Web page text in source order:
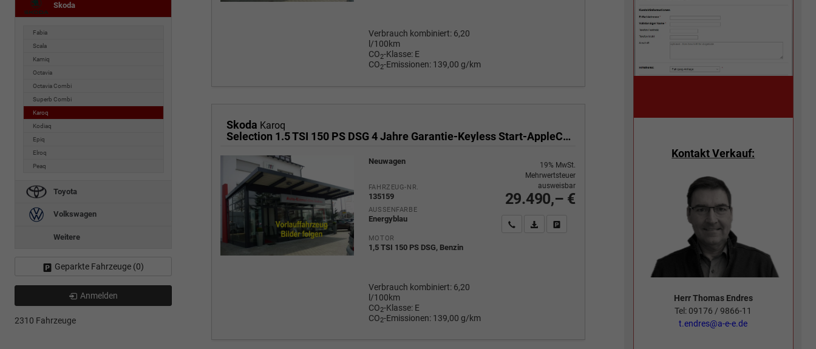
Verbrauch kombiniert: 6,20
l/100km
CO2-Klasse: E
CO2-Emissionen: 139,00 g/km
Skoda Karoq
Selection 1.5 TSI 150 PS DSG 4 Jahre Garantie-Keyless Start-AppleCarPlay-AndroidAuto-Sunset-Tempomat-2-Zonen-Klima-16''Alu
Neuwagen
FAHRZEUG-NR.
135159
AUSSENFARBE
Energyblau
MOTOR
1,5 TSI 150 PS DSG, Benzin
Verbrauch kombiniert: 6,20
l/100km
CO2-Klasse: E
CO2-Emissionen: 139,00 g/km
29.490,– €
19% MwSt.
Mehrwertsteuer
ausweisbar
Wir rufen Sie anPDF-Fahrzeugexposé drucken
Fahrzeug drucken, parken oder vergleichen
Skoda
Fabia
Scala
Kamiq
Octavia
Octavia Combi
Superb Combi
Karoq
Kodiaq
Epiq
Elroq
Peaq
Toyota
Volkswagen
Weitere
Geparkte Fahrzeuge (0)
Anmelden
2310 Fahrzeuge
Kontakt Verkauf:
Herr Thomas Endres
Tel: 09176 / 9866-11
t.endres@a-e-e.de